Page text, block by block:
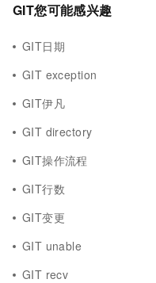
GIT您可能感兴趣
GIT日期
GIT exception
GIT伊凡
GIT directory
GIT操作流程
GIT行数
GIT变更
GIT unable
GIT recv